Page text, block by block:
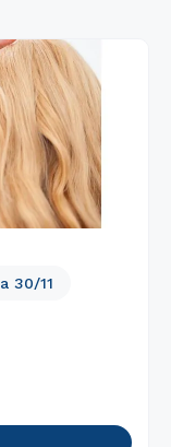
a 30/11